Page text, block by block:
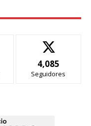
4,085
Seguidores